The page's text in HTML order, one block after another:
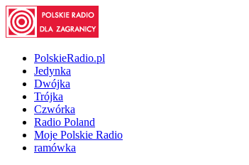
PolskieRadio.pl
Jedynka
Dwójka
Trójka
Czwórka
Radio Poland
Moje Polskie Radio
ramówka